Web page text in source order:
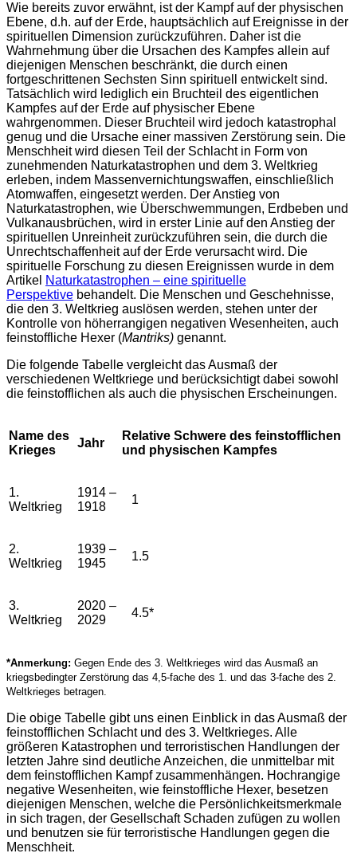
Wie bereits zuvor erwähnt, ist der Kampf auf der physischen
Ebene, d.h. auf der Erde, hauptsächlich auf Ereignisse in der
spirituellen Dimension zurückzuführen. Daher ist die
Wahrnehmung über die Ursachen des Kampfes allein auf
diejenigen Menschen beschränkt, die durch einen
fortgeschrittenen Sechsten Sinn spirituell entwickelt sind.
Tatsächlich wird lediglich ein Bruchteil des eigentlichen
Kampfes auf der Erde auf physischer Ebene
wahrgenommen. Dieser Bruchteil wird jedoch katastrophal
genug und die Ursache einer massiven Zerstörung sein. Die
Menschheit wird diesen Teil der Schlacht in Form von
zunehmenden Naturkatastrophen und dem 3. Weltkrieg
erleben, indem Massenvernichtungswaffen, einschließlich
Atomwaffen, eingesetzt werden. Der Anstieg von
Naturkatastrophen, wie Überschwemmungen, Erdbeben und
Vulkanausbrüchen, wird in erster Linie auf den Anstieg der
spirituellen Unreinheit zurückzuführen sein, die durch die
Unrechtschaffenheit auf der Erde verursacht wird. Die
spirituelle Forschung zu diesen Ereignissen wurde in dem
Artikel Naturkatastrophen – eine spirituelle
Perspektive behandelt. Die Menschen und Geschehnisse,
die den 3. Weltkrieg auslösen werden, stehen unter der
Kontrolle von höherrangigen negativen Wesenheiten, auch
feinstoffliche Hexer (Mantriks) genannt.
Die folgende Tabelle vergleicht das Ausmaß der
verschiedenen Weltkriege und berücksichtigt dabei sowohl
die feinstofflichen als auch die physischen Erscheinungen.
Name des
Krieges
Jahr
Relative Schwere des feinstofflichen
und physischen Kampfes
1.
Weltkrieg
1914 –
1918
1
2.
Weltkrieg
1939 –
1945
1.5
3.
Weltkrieg
2020 –
2029
4.5*
*Anmerkung: Gegen Ende des 3. Weltkrieges wird das Ausmaß an
kriegsbedingter Zerstörung das 4,5-fache des 1. und das 3-fache des 2.
Weltkrieges betragen.
Die obige Tabelle gibt uns einen Einblick in das Ausmaß der
feinstofflichen Schlacht und des 3. Weltkrieges. Alle
größeren Katastrophen und terroristischen Handlungen der
letzten Jahre sind deutliche Anzeichen, die unmittelbar mit
dem feinstofflichen Kampf zusammenhängen. Hochrangige
negative Wesenheiten, wie feinstoffliche Hexer, besetzen
diejenigen Menschen, welche die Persönlichkeitsmerkmale
in sich tragen, der Gesellschaft Schaden zufügen zu wollen
und benutzen sie für terroristische Handlungen gegen die
Menschheit.